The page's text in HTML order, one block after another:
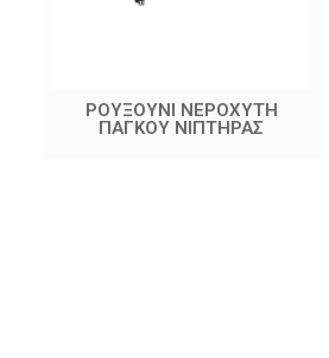
ΡΟΥΞΟΥΝΙ ΝΕΡΟΧΥΤΗ
ΠΑΓΚΟΥ ΝΙΠΤΗΡΑΣ